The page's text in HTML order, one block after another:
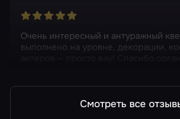
Очень интересный и антуражный
выполнено на уровне, декорации,
Смотреть все